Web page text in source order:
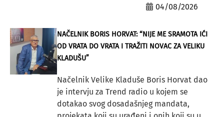
04/08/2026
NAČELNIK BORIS HORVAT: “NIJE ME SRAMOTA IĆI
OD VRATA DO VRATA I TRAŽITI NOVAC ZA VELIKU
KLADUŠU”
Načelnik Velike Kladuše Boris Horvat dao
je intervju za Trend radio u kojem se
dotakao svog dosadašnjeg mandata,